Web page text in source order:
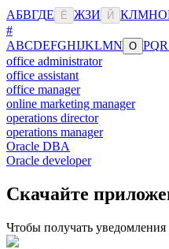
АБВГДЕ Ё ЖЗИ Й КЛМНО
#
ABCDEFGHIJKLMN O PQR
office administrator
office assistant
office manager
online marketing manager
operations director
operations manager
Oracle DBA
Oracle developer
Скачайте
Чтобы получать